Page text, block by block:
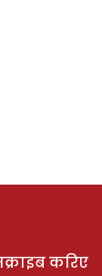
करिए